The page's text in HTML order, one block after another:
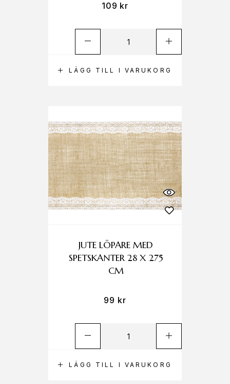
LÄGG TILL I VARUKORG
109 kr
LÄGG TILL I VARUKORG
JUTE LÖPARE MED
SPETSKANTER 28 X 275
CM
99 kr